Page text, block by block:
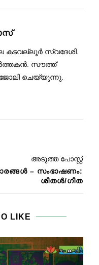
കടവല്ലൂര്‍ സ്വദേശി.
സൗത്ത്
ചെയ്യുന്നു.
അടുത്ത പോസ്റ്റ്
– സംഭാഷണം:
ശീതൾ/ഗീത
LIKE